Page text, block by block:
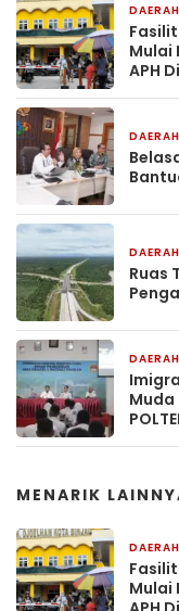
DAERAH
Mulai
APH
DAERAH
DAERAH
Ruas
DAERAH
Muda
MENARIK
DAERAH
Mulai